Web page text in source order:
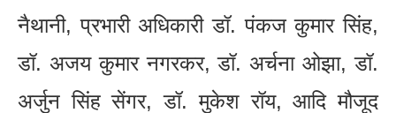
नैथानी, प्रभारी अधिकारी डॉ. पंकज कुमार सिंह,
डॉ. अजय कुमार नगरकर, डॉ. अर्चना ओझा, डॉ.
अर्जुन सिंह सेंगर, डॉ. मुकेश रॉय, आदि मौजूद